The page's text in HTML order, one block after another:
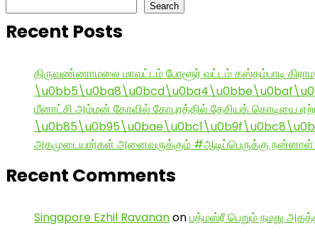
Search
Recent Posts
திருவண்ணாமலை மாவட்டம் போளூர் வட்டம் கஸ்தம்பாடி
மீனாட்சி அம்மன் கோவில் கோபுரத்தில் தேசியக் கொடியை
அகமுடையார்கள் அனைவருக்கும் #ஆடிப்பெருக்கு
Recent Comments
Singapore Ezhil Ravananonபத்மஸ்ரீ பெறும் நமது